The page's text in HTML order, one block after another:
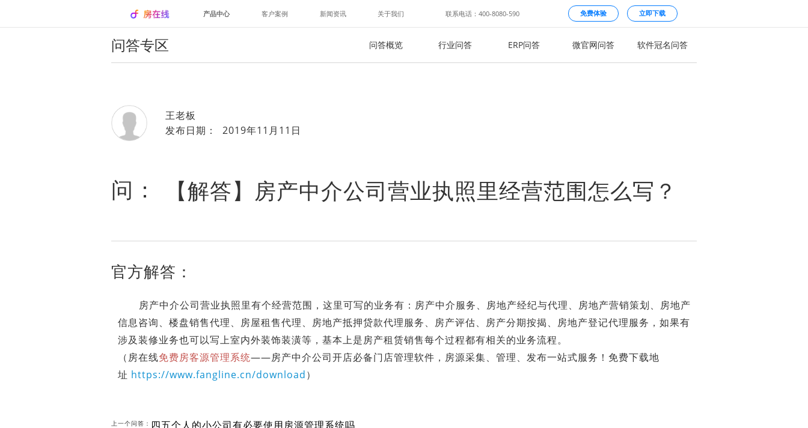
产品中心 客户案例 新闻资讯 关于我们 联系电话：400-8080-590 免费体验 立即下载
问答专区 问答概览 行业问答 ERP问答 微官网问答 软件冠名问答
王老板
发布日期： 2019年11月11日
问： 【解答】房产中介公司营业执照里经营范围怎么写？
官方解答：
房产中介公司营业执照里有个经营范围，这里可写的业务有：房产中介服务、房地产经纪与代理、房地产营销策划、房地产
信息咨询、楼盘销售代理、房屋租售代理、房地产抵押贷款代理服务、房产评估、房产分期按揭、房地产登记代理服务，如果有
涉及装修业务也可以写上室内外装饰装潢等，基本上是房产租赁销售每个过程都有相关的业务流程。
（房在线免费房客源管理系统——房产中介公司开店必备门店管理软件，房源采集、管理、发布一站式服务！免费下载地
址 https://www.fangline.cn/download）
上一个问答： 四五个人的小公司有必要使用房源管理系统吗